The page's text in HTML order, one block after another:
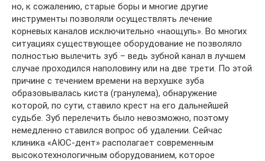
но, к сожалению, старые боры и многие другие
инструменты позволяли осуществлять лечение
корневых каналов исключительно «наощупь». Во многих
ситуациях существующее оборудование не позволяло
полностью вылечить зуб – ведь зубной канал в лучшем
случае проходился наполовину или на две трети. По этой
причине с течением времени на верхушке зуба
образовывалась киста (гранулема), обнаружение
которой, по сути, ставило крест на его дальнейшей
судьбе. Зуб перелечить было невозможно, поэтому
немедленно ставился вопрос об удалении. Сейчас
клиника «АЮС-дент» располагает современным
высокотехнологичным оборудованием, которое